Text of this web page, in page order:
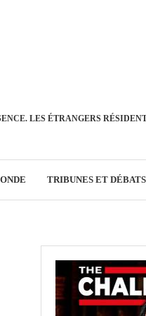
LES ÉTRANGERS
TRIBUNES ET DÉBATS